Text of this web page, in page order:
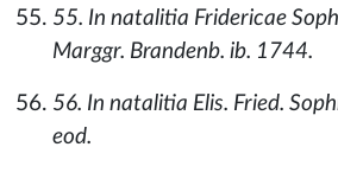
55. In natalitia Fridericae
Marggr. Brandenb. ib. 1744.
56. In natalitia Elis. Fried.
eod.